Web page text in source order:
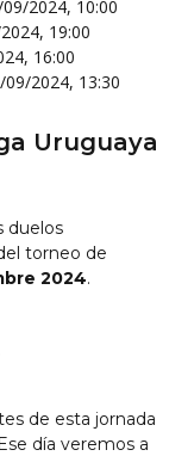
2024, 10:00
19:00
16:00
2024, 13:30
Uruguaya
duelos
torneo de
2024.
de esta jornada
día veremos a